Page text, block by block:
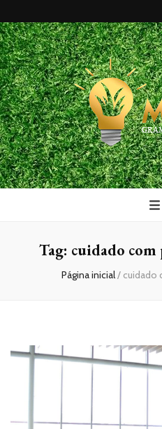
Maxx
Blog
Tag: cuidado
Página inicial/ cuidado